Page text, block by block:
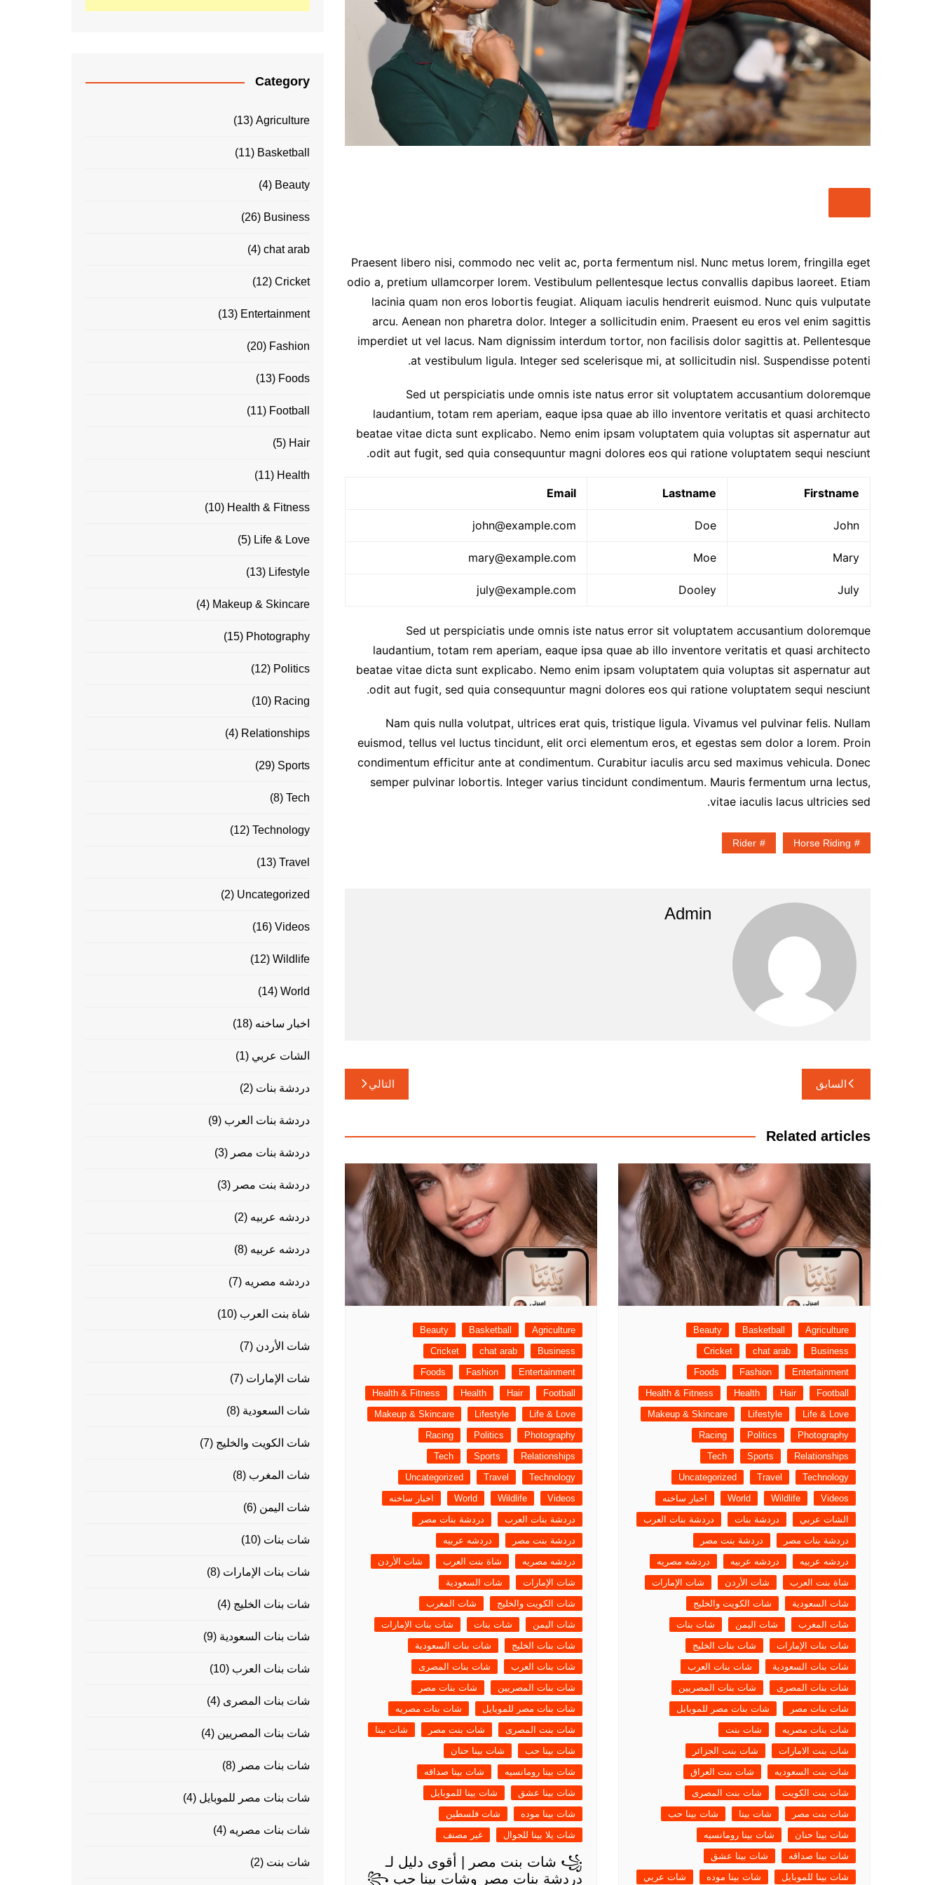
شات أميرتي اللبنانية – أناقة
الكلمة وعمق الحوار
شات عربي مباشر – تواصل
حقيقي بنكهة عربية أصيلة
شات أميرتي موبايل – تجربة
دردشة عربية راقية بلا حدود
chat-algeria
شات سحابة صيف , شات نبض
Praesent libero nisi, commodo nec velit ac, porta fermentum nisl. Nunc metus lorem, fringilla eget
odio a, pretium ullamcorper lorem. Vestibulum pellentesque lectus convallis dapibus laoreet. Etiam
lacinia quam non eros lobortis feugiat. Aliquam iaculis hendrerit euismod. Nunc quis vulputate
arcu. Aenean non pharetra dolor. Integer a sollicitudin enim. Praesent eu eros vel enim sagittis
imperdiet ut vel lacus. Nam dignissim interdum tortor, non facilisis dolor sagittis at. Pellentesque
at vestibulum ligula. Integer sed scelerisque mi, at sollicitudin nisl. Suspendisse potenti.
Sed ut perspiciatis unde omnis iste natus error sit voluptatem accusantium doloremque
laudantium, totam rem aperiam, eaque ipsa quae ab illo inventore veritatis et quasi architecto
beatae vitae dicta sunt explicabo. Nemo enim ipsam voluptatem quia voluptas sit aspernatur aut
odit aut fugit, sed quia consequuntur magni dolores eos qui ratione voluptatem sequi nesciunt.
Firstname
Lastname
Email
John
Doe
john@example.com
Mary
Moe
mary@example.com
July
Dooley
july@example.com
Sed ut perspiciatis unde omnis iste natus error sit voluptatem accusantium doloremque
laudantium, totam rem aperiam, eaque ipsa quae ab illo inventore veritatis et quasi architecto
beatae vitae dicta sunt explicabo. Nemo enim ipsam voluptatem quia voluptas sit aspernatur aut
odit aut fugit, sed quia consequuntur magni dolores eos qui ratione voluptatem sequi nesciunt.
Nam quis nulla volutpat, ultrices erat quis, tristique ligula. Vivamus vel pulvinar felis. Nullam
euismod, tellus vel luctus tincidunt, elit orci elementum eros, et egestas sem dolor a lorem. Proin
condimentum efficitur ante at condimentum. Curabitur iaculis arcu sed maximus vehicula. Donec
semper pulvinar lobortis. Integer varius tincidunt condimentum. Mauris fermentum urna lectus,
vitae iaculis lacus ultricies sed.
Horse Riding
Rider
Admin
تصفّح
المقالات
السابق التالي
Related articles
Agriculture
Basketball
Beauty
Business
chat arab
Cricket
Entertainment
Fashion
Foods
Football
Hair
Health
Health & Fitness
Life & Love
Lifestyle
Makeup & Skincare
Photography
Politics
Racing
Relationships
Sports
Tech
Technology
Travel
Uncategorized
Videos
Wildlife
World
اخبار ساخنه
الشات عربي
دردشة بنات
دردشة بنات العرب
دردشة بنات مصر
دردشة بنت مصر
دردشه عربيه
دردشه عربيه
دردشه مصريه
شاة بنت العرب
شات الأردن
شات الإمارات
شات السعودية
شات الكويت والخليج
شات المغرب
شات اليمن
شات بنات
شات بنات الإمارات
شات بنات الخليج
شات بنات السعودية
شات بنات العرب
شات بنات المصرى
شات بنات المصريين
شات بنات مصر
شات بنات مصر للموبايل
شات بنات مصريه
شات بنت
شات بنت الامارات
شات بنت الجزائر
شات بنت السعوديه
شات بنت العراق
شات بنت الكويت
شات بنت المصرى
شات بنت مصر
شات بينا
شات بينا حب
شات بينا حنان
شات بينا رومانسيه
شات بينا صداقه
شات بينا عشق
شات بينا للموبايل
شات بينا موده شات عربي
Agriculture
Basketball
Beauty
Business
chat arab
Cricket
Entertainment
Fashion
Foods
Football
Hair
Health
Health & Fitness
Life & Love
Lifestyle
Makeup & Skincare
Photography
Politics
Racing
Relationships
Sports
Tech
Technology
Travel
Uncategorized
Videos
Wildlife
World
اخبار ساخنه
دردشة بنات العرب
دردشة بنات مصر
دردشة بنت مصر
دردشه عربيه
دردشه مصريه
شاة بنت العرب
شات الأردن
شات الإمارات
شات السعودية
شات الكويت والخليج
شات المغرب
شات اليمن
شات بنات
شات بنات الإمارات
شات بنات الخليج
شات بنات السعودية
شات بنات العرب
شات بنات المصرى
شات بنات المصريين
شات بنات مصر
شات بنات مصر للموبايل
شات بنات مصريه
شات بنت المصرى
شات بنت مصر
شات بينا
شات بينا حب
شات بينا حنان
شات بينا رومانسيه
شات بينا صداقه
شات بينا عشق
شات بينا للموبايل
شات بينا موده
شات فلسطين
شات يلا بينا للجوال
غير مصنف
꧁ شات بنت مصر | أقوى دليل لـ
دردشة بنات مصر وشات بينا حب ꧂
Category
Agriculture
(13)
Basketball
(11)
Beauty
(4)
Business
(26)
chat arab
(4)
Cricket
(12)
Entertainment
(13)
Fashion
(20)
Foods
(13)
Football
(11)
Hair
(5)
Health
(11)
Health & Fitness
(10)
Life & Love
(5)
Lifestyle
(13)
Makeup & Skincare
(4)
Photography
(15)
Politics
(12)
Racing
(10)
Relationships
(4)
Sports
(29)
Tech
(8)
Technology
(12)
Travel
(13)
Uncategorized
(2)
Videos
(16)
Wildlife
(12)
World
(14)
اخبار ساخنه (18)
الشات عربي (1)
دردشة بنات (2)
دردشة بنات العرب (9)
دردشة بنات مصر (3)
دردشة بنت مصر (3)
دردشه عربيه (2)
دردشه عربيه (8)
دردشه مصريه (7)
شاة بنت العرب (10)
شات الأردن (7)
شات الإمارات (7)
شات السعودية (8)
شات الكويت والخليج (7)
شات المغرب (8)
شات اليمن (6)
شات بنات (10)
شات بنات الإمارات (8)
شات بنات الخليج (4)
شات بنات السعودية (9)
شات بنات العرب (10)
شات بنات المصرى (4)
شات بنات المصريين (4)
شات بنات مصر (8)
شات بنات مصر للموبايل (4)
شات بنات مصريه (4)
شات بنت (2)